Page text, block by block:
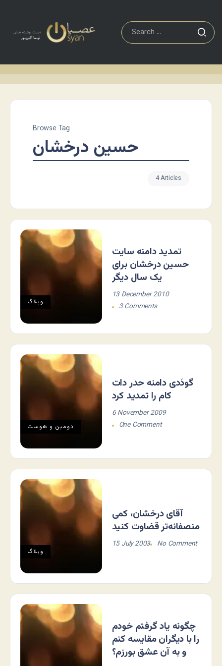
Browse Tag
حسین درخشان
4 Articles
وبلاگ
تمدید دامنه سایت
حسین درخشان برای
یک سال دیگر
13 December 2010
3 Comments
دومين و هوست
گودَدی دامنه حدر دات
کام را تمدید کرد
6 November 2009
One Comment
وبلاگ
آقای درخشان، کمی
منصفانه‌تر قضاوت کنید
15 July 2003 No Comment
چگونه یاد گرفتم خودم
را با دیگران مقایسه کنم
و به آن عشق بورزم؟